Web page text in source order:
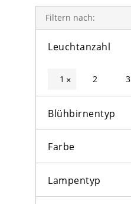
Filtern nach:
Leuchtanzahl
1 × 2 3
Blühbirnentyp
Farbe
Lampentyp